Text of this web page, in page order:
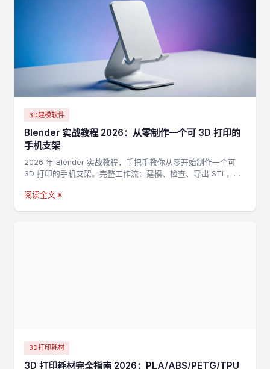
3D建模软件
Blender 实战教程 2026：从零制作一个可 3D 打印的
手机支架
2026 年 Blender 实战教程，手把手教你从零开始制作一个可
3D 打印的手机支架。完整工作流：建模、检查、导出 STL，适
阅读全文 »
3D打印耗材
3D 打印耗材完全指南 2026：PLA/ABS/PETG/TPU